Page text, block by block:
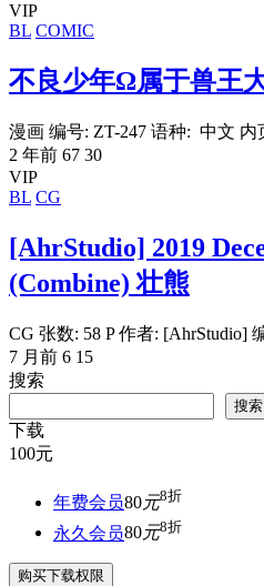
VIP
BL COMIC
不良少年Ω属于兽王
漫画 编号: ZT-247 语种: 中文 内
2 年前 67 30
VIP
BL CG
[AhrStudio] 2019
(Combine) 壮熊
CG 张数: 58 P 作者: [AhrStudio]
7 月前 6 15
搜索
搜索
下载
100元
年费会员80元8折
永久会员80元8折
购买下载权限